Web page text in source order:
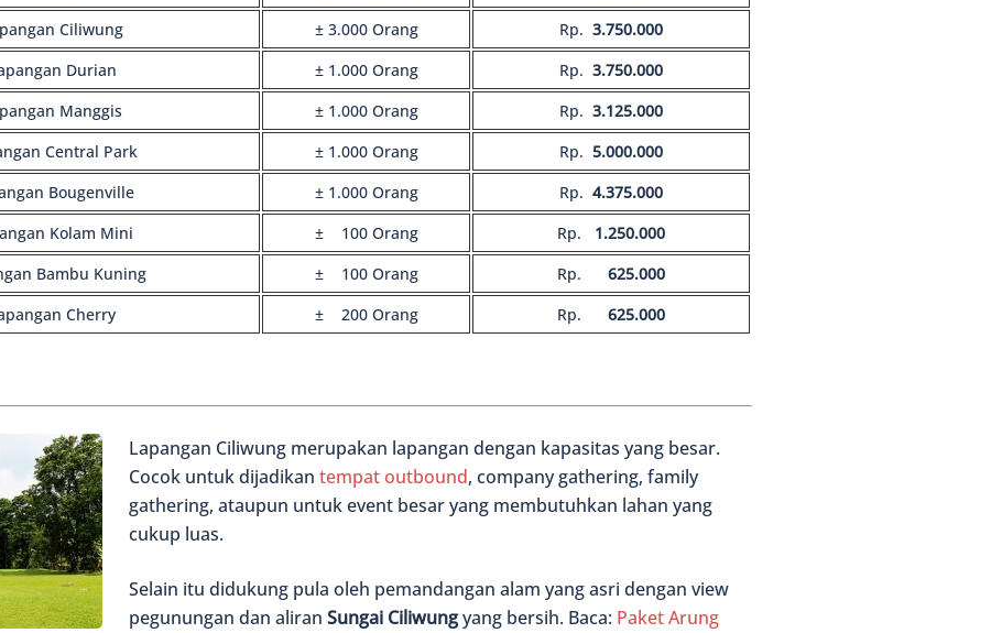
Ciliwung ± 3.000 Orang Rp. 3.750.000
Durian ± 1.000 Orang Rp. 3.750.000
Manggis ± 1.000 Orang Rp. 3.125.000
Central Park ± 1.000 Orang Rp. 5.000.000
Bougenville ± 1.000 Orang Rp. 4.375.000
Kolam Mini ± 100 Orang Rp. 1.250.000
Bambu Kuning ± 100 Orang Rp. 625.000
Cherry ± 200 Orang Rp. 625.000
Lapangan Ciliwung merupakan lapangan dengan kapasitas yang besar.
Cocok untuk dijadikan tempat outbound, company gathering, family
gathering, ataupun untuk event besar yang membutuhkan lahan yang
cukup luas.
Selain itu didukung pula oleh pemandangan alam yang asri dengan view
pegunungan dan aliran Sungai Ciliwungyang bersih. Baca: Paket Arung